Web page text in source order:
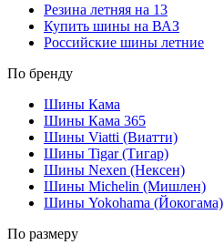
Резина летняя на 13
Купить шины на ВАЗ
Российские шины летние
По бренду
Шины Кама
Шины Кама 365
Шины Viatti (Виатти)
Шины Tigar (Тигар)
Шины Nexen (Нексен)
Шины Michelin (Мишлен)
Шины Yokohama (Йокогама)
По размеру